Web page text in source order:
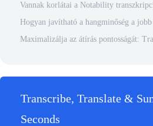
Vannak korlátai a Notability
Hogyan javítható a hangminőség a
Maximalizálja az átírás pontosságát:
Transcribe, Translate &
Seconds